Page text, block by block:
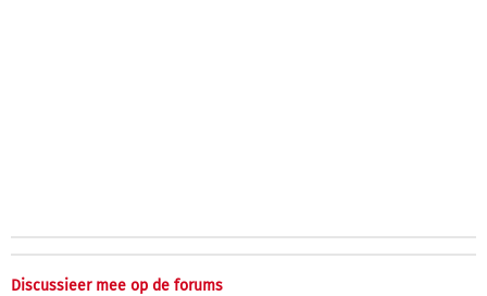
Discussieer mee op de forums